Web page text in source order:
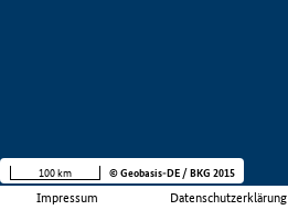
Impressum Datenschutzerklärung
100 km © Geobasis-DE / BKG 2015